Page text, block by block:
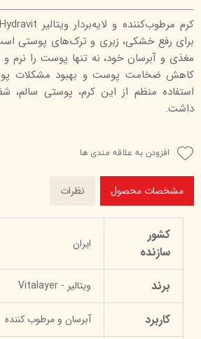
برای رفع خشکی، زبری و ترک‌های پوستی
مغذی و آبرسان خود، نه تنها پوست را نرم
کاهش ضخامت پوست و بهبود مشکلات
استفاده منظم از این کرم، پوستی سالم،
داشت.
افزودن به علاقه مندی ها
مشخصات محصول نظرات
کشور
سازنده
ایران
برند ویتالیر - Vitalayer
کاربرد آبرسان و مرطوب کننده